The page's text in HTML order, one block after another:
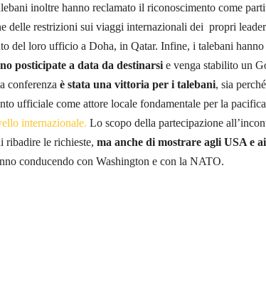
inoltre hanno reclamato il riconoscimento come
delle restrizioni sui viaggi internazionali dei propri
del loro ufficio a Doha, in Qatar. Infine, i talebani hanno
posticipate a data da destinarsi e venga stabilito un
conferenza è stata una vittoria per i talebani, sia
ufficiale come attore locale fondamentale per la
internazionale. Lo scopo della partecipazione
ribadire le richieste, ma anche di mostrare agli USA e
conducendo con Washington e con la NATO.